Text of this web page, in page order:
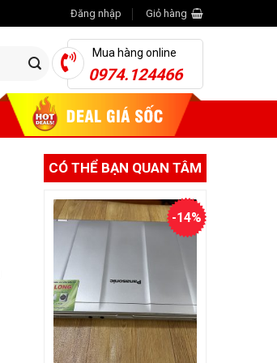
Đăng nhập Giỏ hàng
Mua hàng online
0974.124466
CÓ THỂ BẠN QUAN TÂM
-14%